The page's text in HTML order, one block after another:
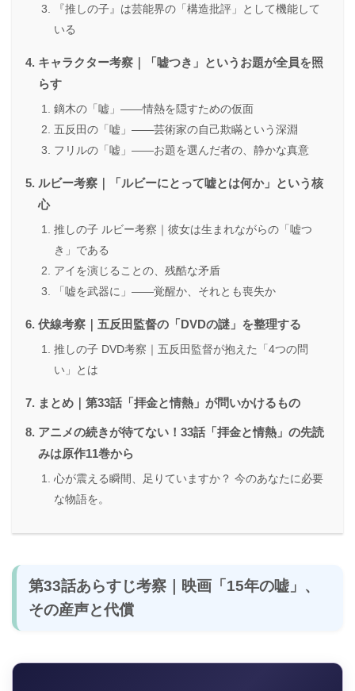
『推しの子』は芸能界の「構造批評」として機能して
いる
キャラクター考察｜「嘘つき」というお題が全員を照
らす
鏑木の「嘘」——情熱を隠すための仮面
五反田の「嘘」——芸術家の自己欺瞞という深淵
フリルの「嘘」——お題を選んだ者の、静かな真意
ルビー考察｜「ルビーにとって嘘とは何か」という核
心
推しの子 ルビー考察｜彼女は生まれながらの「嘘つ
き」である
アイを演じることの、残酷な矛盾
「嘘を武器に」——覚醒か、それとも喪失か
伏線考察｜五反田監督の「DVDの謎」を整理する
推しの子 DVD考察｜五反田監督が抱えた「4つの問
い」とは
まとめ｜第33話「拝金と情熱」が問いかけるもの
アニメの続きが待てない！33話「拝金と情熱」の先読
みは原作11巻から
心が震える瞬間、足りていますか？ 今のあなたに必要
な物語を。
第33話あらすじ考察｜映画「15年の嘘」、
その産声と代償